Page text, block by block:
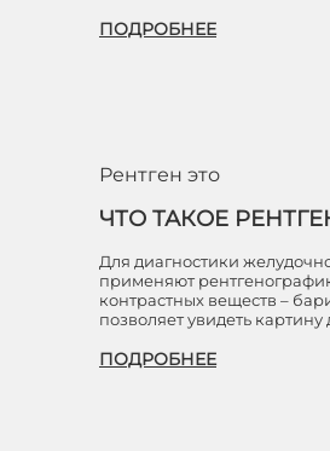
ПОДРОБНЕЕ
Рентген это
ЧТО ТАКОЕ
Для диагностики
применяют
контрастных веществ –
позволяет увидеть
ПОДРОБНЕЕ